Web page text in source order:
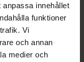
innehållet
funktioner
Vi
och annan
medier och
kr